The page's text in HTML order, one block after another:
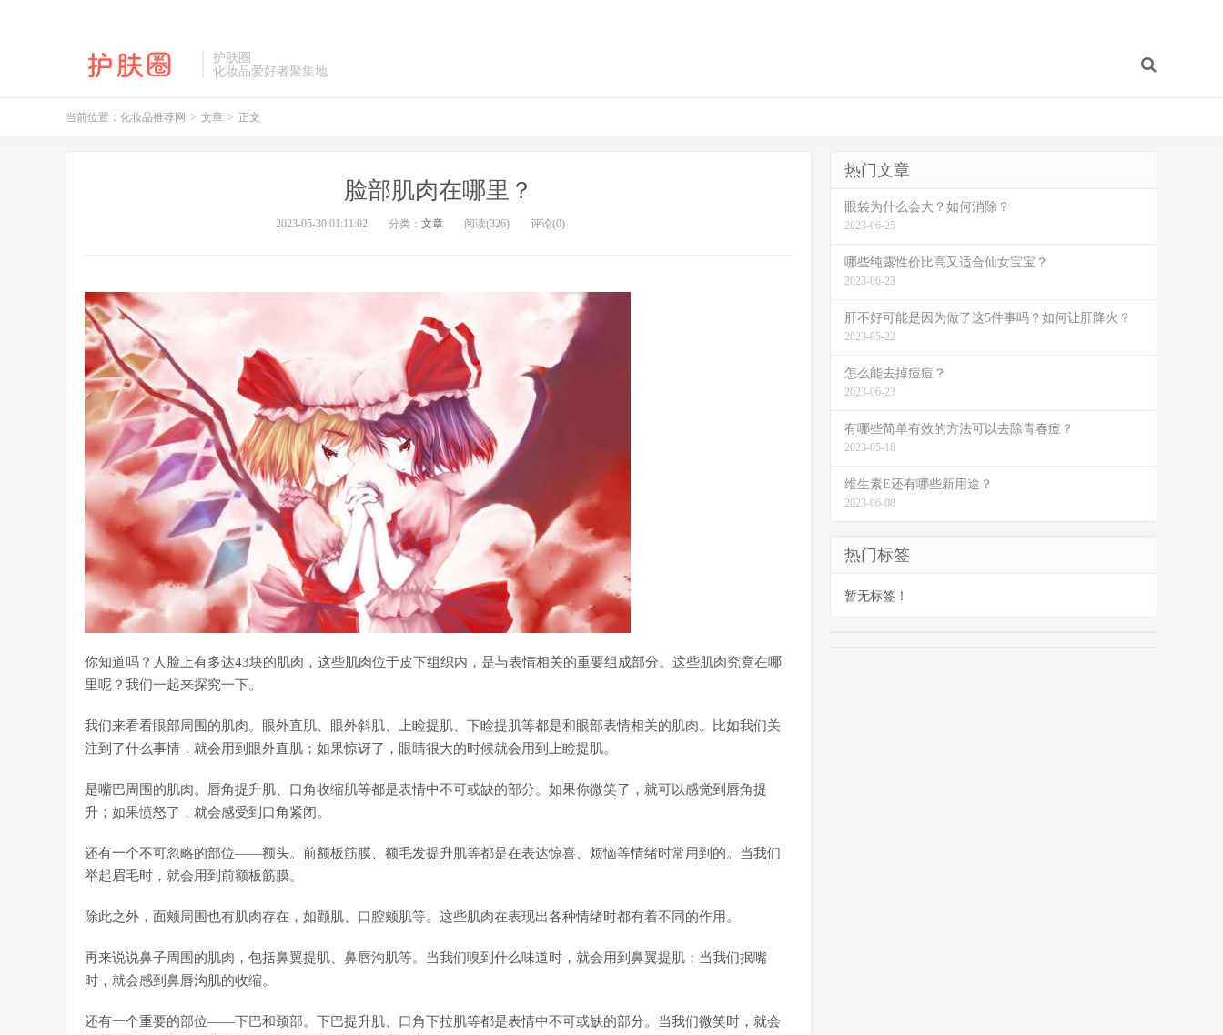
护肤圈
化妆品爱好者聚集地
当前位置： 化妆品推荐网 > 文章 > 正文
脸部肌肉在哪里？
2023-05-30 01:11:02 分类： 文章 阅读(326) 评论(0)
你知道吗？人脸上有多达43块的肌肉，这些肌肉位于皮下组织内，是与表情相关的重要组成部分。这些肌肉究竟在哪
里呢？我们一起来探究一下。
我们来看看眼部周围的肌肉。眼外直肌、眼外斜肌、上睑提肌、下睑提肌等都是和眼部表情相关的肌肉。比如我们关
注到了什么事情，就会用到眼外直肌；如果惊讶了，眼睛很大的时候就会用到上睑提肌。
是嘴巴周围的肌肉。唇角提升肌、口角收缩肌等都是表情中不可或缺的部分。如果你微笑了，就可以感觉到唇角提
升；如果愤怒了，就会感受到口角紧闭。
还有一个不可忽略的部位——额头。前额板筋膜、额毛发提升肌等都是在表达惊喜、烦恼等情绪时常用到的。当我们
举起眉毛时，就会用到前额板筋膜。
除此之外，面颊周围也有肌肉存在，如颧肌、口腔颊肌等。这些肌肉在表现出各种情绪时都有着不同的作用。
再来说说鼻子周围的肌肉，包括鼻翼提肌、鼻唇沟肌等。当我们嗅到什么味道时，就会用到鼻翼提肌；当我们抿嘴
时，就会感到鼻唇沟肌的收缩。
还有一个重要的部位——下巴和颈部。下巴提升肌、口角下拉肌等都是表情中不可或缺的部分。当我们微笑时，就会
热门文章
眼袋为什么会大？如何消除？
2023-06-25
哪些纯露性价比高又适合仙女宝宝？
2023-06-23
肝不好可能是因为做了这5件事吗？如何让肝降火？
2023-05-22
怎么能去掉痘痘？
2023-06-23
有哪些简单有效的方法可以去除青春痘？
2023-05-18
维生素E还有哪些新用途？
2023-06-08
热门标签
暂无标签！